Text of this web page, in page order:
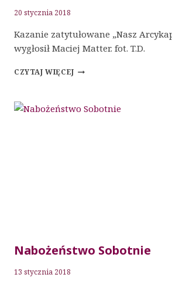
20 stycznia 2018
Kazanie zatytułowane „Nasz
wygłosił Maciej Matter. fot. T.D.
CZYTAJ WIĘCEJNABOŻEŃSTWO
Nabożeństwo Sobotnie
13 stycznia 2018